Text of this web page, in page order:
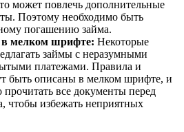
может повлечь дополнительные
Поэтому необходимо быть
погашению займа.
мелком шрифте: Некоторые
займы с неразумными
платежами. Правила и
быть описаны в мелком шрифте, и
все документы перед
чтобы избежать неприятных